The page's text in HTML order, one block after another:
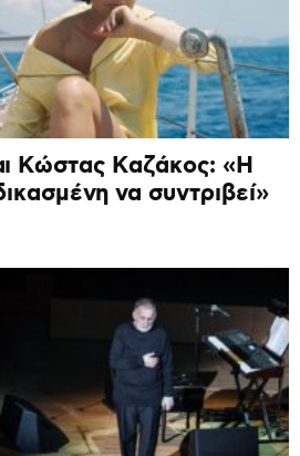
Κώστας Καζάκος: «Η
να συντριβεί»